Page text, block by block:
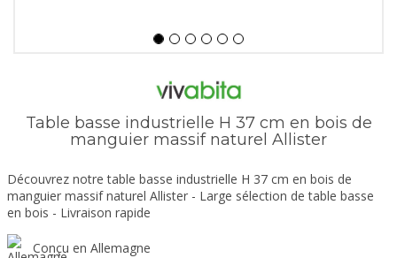
Table basse industrielle H 37 cm en bois de
manguier massif naturel Allister
Découvrez notre table basse industrielle H 37 cm en bois de
manguier massif naturel Allister - Large sélection de table basse
en bois - Livraison rapide
Conçu en Allemagne